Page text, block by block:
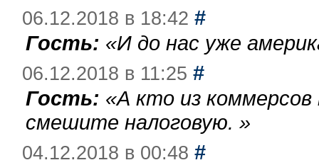
06.12.2018 в 18:42 #
Гость: «И до нас уже
06.12.2018 в 11:25 #
Гость: «А кто из
смешите налоговую. »
04.12.2018 в 00:48 #